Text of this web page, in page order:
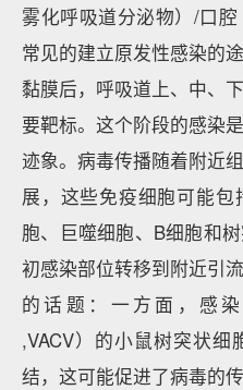
雾化呼吸道分泌物）/口
常见的建立原发性感染的
黏膜后，呼吸道上、中、
要靶标。这个阶段的感染
迹象。病毒传播随着附近
展，这些免疫细胞可能
胞、巨噬细胞、B细胞和
初感染部位转移到附近引
的话题：一方面，感
,VACV）的小鼠树突状
结，这可能促进了病毒的